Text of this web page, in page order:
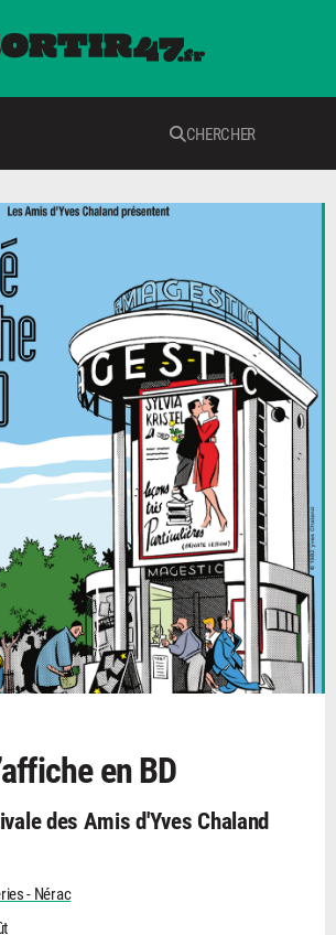
CHERCHER
en BD
des Amis d'Yves Chaland
- Nérac